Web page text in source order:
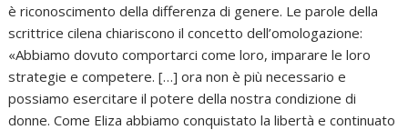
è riconoscimento della differenza di genere. Le parole della
scrittrice cilena chiariscono il concetto dell’omologazione:
«Abbiamo dovuto comportarci come loro, imparare le loro
strategie e competere. […] ora non è più necessario e
possiamo esercitare il potere della nostra condizione di
donne. Come Eliza abbiamo conquistato la libertà e continuato